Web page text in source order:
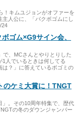
！キムユジョンがオファーを
人公に、「パクボゴムにし
24
ゴム×G9サイン会、
で、MCさんとやりとりした
人でいるときは何してる
は？」に答えているボゴミの
のケミ大賞に！TNGT
」。その10周年特集で、歴代
の冬のダウンジャンパー